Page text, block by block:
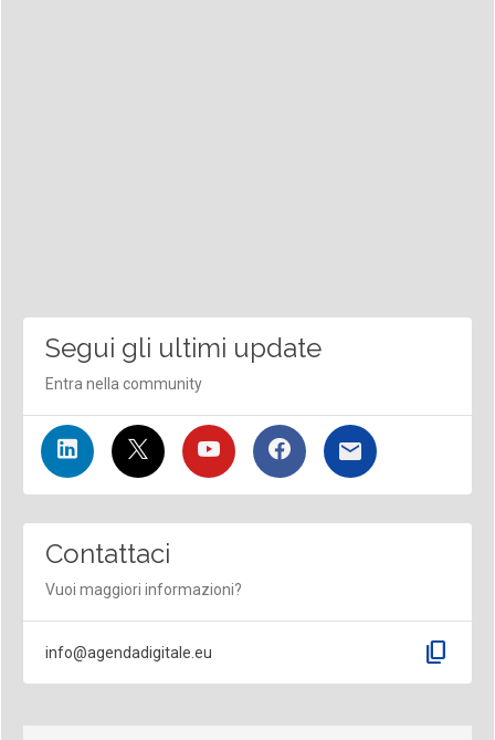
Segui gli ultimi update
Entra nella community
Contattaci
Vuoi maggiori informazioni?
info@agendadigitale.eu content_copy